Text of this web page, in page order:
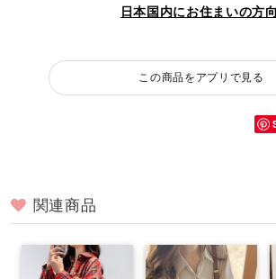
日本国内にお住まいの方
この商品をアプリで見る
関連商品